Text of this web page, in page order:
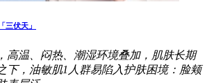
三伏天」
高温、闷热、潮湿环境叠加，肌肤长期
下，油敏肌1人群易陷入护肤困境：脸颊